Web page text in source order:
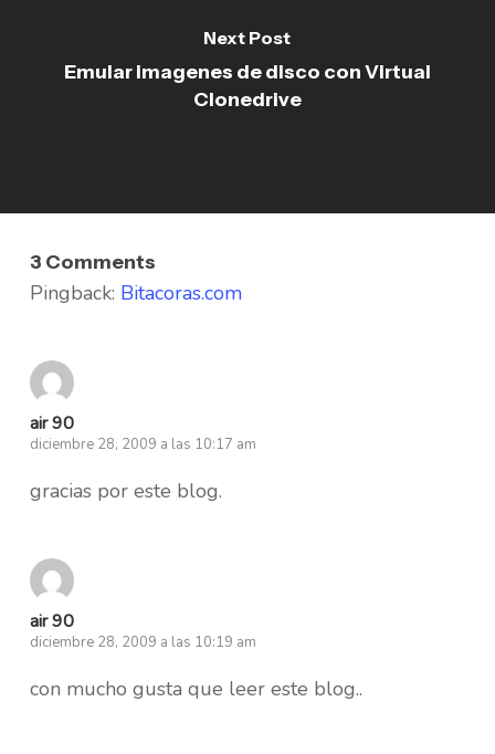
Next Post
Emular imagenes de disco con Virtual
Clonedrive
3 Comments
Pingback: Bitacoras.com
air 90
diciembre 28, 2009 a las 10:17 am
gracias por este blog.
air 90
diciembre 28, 2009 a las 10:19 am
con mucho gusta que leer este blog..